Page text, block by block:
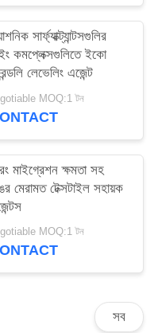
সার্ফ্যাক্ট্যান্টসগুলির
কমপ্লেক্সগুলিতে ইকো
লেভেলিং এজেন্ট
MOQ:1 টন
মাইগ্রেশন ক্ষমতা সহ
মেরামত টেক্সটাইল সহায়ক
MOQ:1 টন
সব